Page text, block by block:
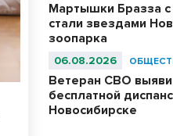
Мартышки Бразза
стали звездами
зоопарка
06.08.2026
Ветеран СВО
бесплатной
Новосибирске